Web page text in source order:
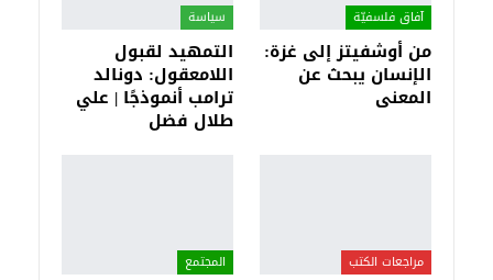
آفاق فلسفيّة‎
من أوشفيتز إلى غزة:
الإنسان يبحث عن
المعنى
سياسة
التمهيد لقبول
اللامعقول: دونالد
ترامب أنموذجًا | علي
طلال فضل
مراجعات الكتب المجتمع